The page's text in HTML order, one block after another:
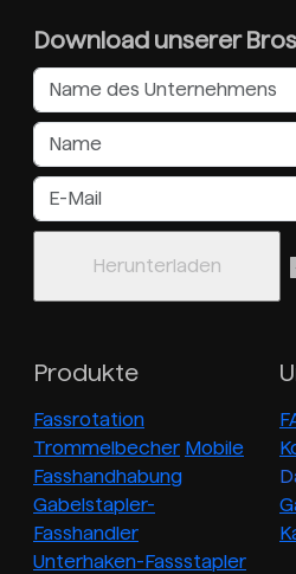
Download unserer
Produkte
Fassrotation
Trommelbecher Mobile
Fasshandhabung
Gabelstapler-
Fasshandler
Unterhaken-Fassstapler